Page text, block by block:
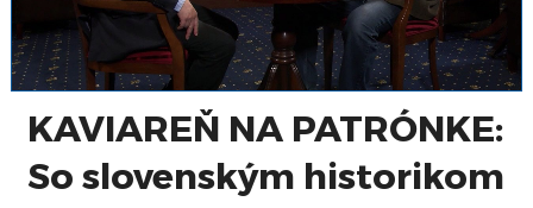
KAVIAREŇ NA PATRÓNKE:
So slovenským historikom